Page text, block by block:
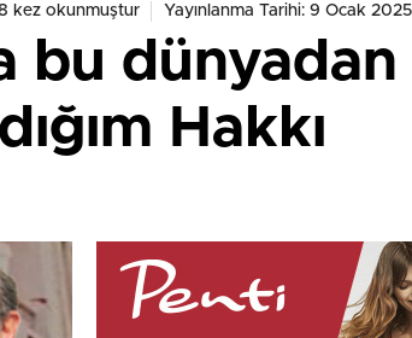
kez okunmuştur Yayınlanma Tarihi: 9 Ocak
bu dünyadan
Hakkı